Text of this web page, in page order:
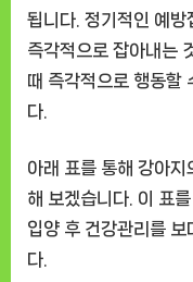
됩니다. 정기적인 예
즉각적으로 잡아내는
때 즉각적으로 행동할
다.
아래 표를 통해 강아
해 보겠습니다. 이 표
입양 후 건강관리를 보
다.